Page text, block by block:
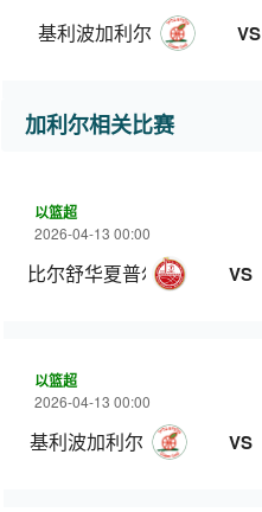
基利波加利尔 VS
加利尔相关比赛
以篮超
2026-04-13 00:00
比尔舒华夏普尔 VS
以篮超
2026-04-13 00:00
基利波加利尔 VS